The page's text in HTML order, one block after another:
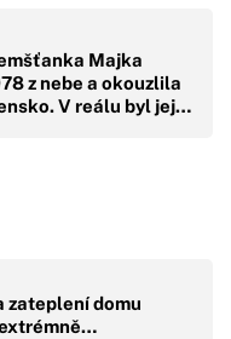
Majka
z nebe a okouzlila
V reálu byl její
zateplení domu